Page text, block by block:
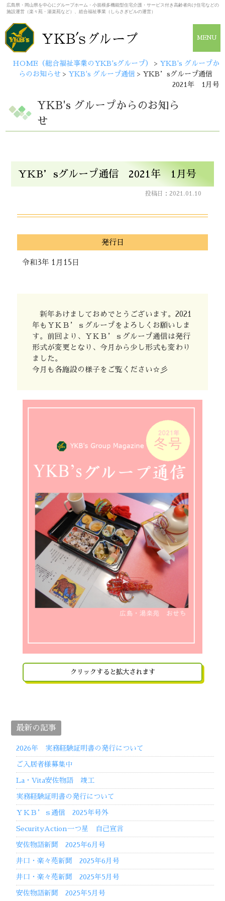
広島県・岡山県を中心にグループホーム・小規模多機能型住宅介護・サービス付き高齢者向け住宅などの
施設運営（楽々苑・湯楽苑など）、総合福祉事業（しらさぎビルの運営）
MENU
HOME（総合福祉事業のYKB'sグループ） > YKB's グループか
らのお知らせ > YKB's グループ通信> YKB’sグループ通信
2021年 1月号
YKB's グループからのお知ら
せ
YKB’sグループ通信 2021年 1月号
投稿日：2021.01.10
発行日
令和3年 1月15日
新年あけましておめでとうございます。2021
年もＹＫＢ’ｓグループをよろしくお願いしま
す。前回より、ＹＫＢ’ｓグループ通信は発行
形式が変更となり、今月から少し形式も変わり
ました。
今月も各施設の様子をご覧ください☆彡
クリックすると拡大されます
最新の記事
2026年 実務経験証明書の発行について
ご入居者様募集中
La・Vita安佐物語 竣工
実務経験証明書の発行について
ＹＫＢ’ｓ通信 2025年号外
SecurityAction一つ星 自己宣言
安佐物語新聞 2025年6月号
井口・楽々苑新聞 2025年6月号
井口・楽々苑新聞 2025年5月号
安佐物語新聞 2025年5月号